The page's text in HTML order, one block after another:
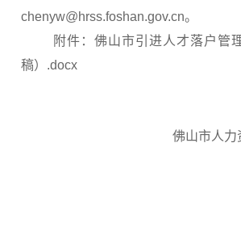
chenyw@hrss.foshan.gov.cn。
附件：佛山市引进人才落户管
稿）.docx
佛山市人力